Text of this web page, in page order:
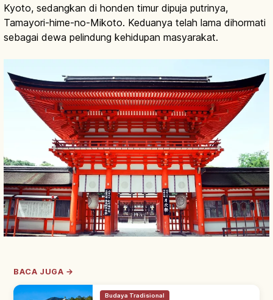
Kyoto, sedangkan di honden timur dipuja putrinya,
Tamayori-hime-no-Mikoto. Keduanya telah lama dihormati
sebagai dewa pelindung kehidupan masyarakat.
BACA JUGA →
Budaya Tradisional